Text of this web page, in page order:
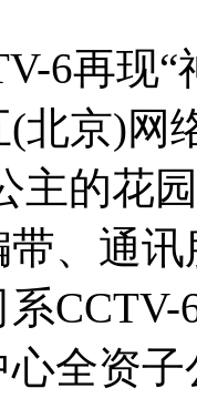
再现“
(北京)网
主的花
带、通
全资子